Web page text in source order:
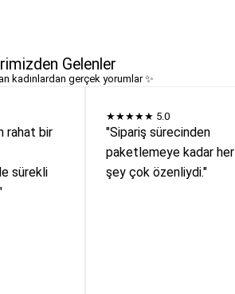
Gelenler
kadınlardan gerçek yorumlar ✨
rahat bir
sürekli
★★★★★ 5.0
"Sipariş sürecinden
paketlemeye kadar her
şey çok özenliydi."